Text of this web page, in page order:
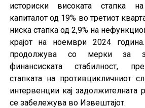
историски високата стапка
капиталот од 19% во третиот
ниска стапка од 2,9% на
крајот на ноември 2024
продолжува со мерки за
финансиската стабилност,
стапката на противцикличниот
интервенции кај задолжителната
се забележува во Извештајот.